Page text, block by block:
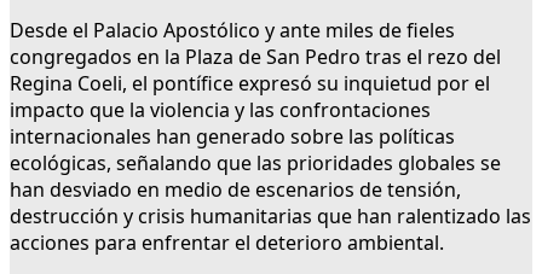
Desde el Palacio Apostólico y ante miles de fieles
congregados en la Plaza de San Pedro tras el rezo del
Regina Coeli, el pontífice expresó su inquietud por el
impacto que la violencia y las confrontaciones
internacionales han generado sobre las políticas
ecológicas, señalando que las prioridades globales se
han desviado en medio de escenarios de tensión,
destrucción y crisis humanitarias que han ralentizado las
acciones para enfrentar el deterioro ambiental.